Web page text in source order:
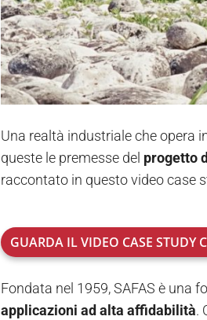
Una realtà industriale che opera
queste le premesse del progetto
raccontato in questo video case
GUARDA IL VIDEO CASE STUDY
Fondata nel 1959, SAFAS è una
applicazioni ad alta affidabilità.